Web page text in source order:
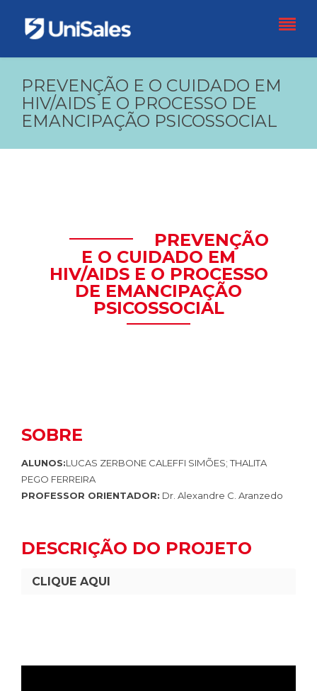
PREVENÇÃO E O CUIDADO EM
HIV/AIDS E O PROCESSO DE
EMANCIPAÇÃO PSICOSSOCIAL
PREVENÇÃO
E O CUIDADO EM
HIV/AIDS E O PROCESSO
DE EMANCIPAÇÃO
PSICOSSOCIAL
SOBRE
ALUNOS:LUCAS ZERBONE CALEFFI SIMÕES; THALITA
PEGO FERREIRA
PROFESSOR ORIENTADOR: Dr. Alexandre C. Aranzedo
DESCRIÇÃO DO PROJETO
CLIQUE AQUI